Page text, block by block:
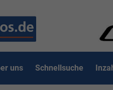
uns Schnellsuche